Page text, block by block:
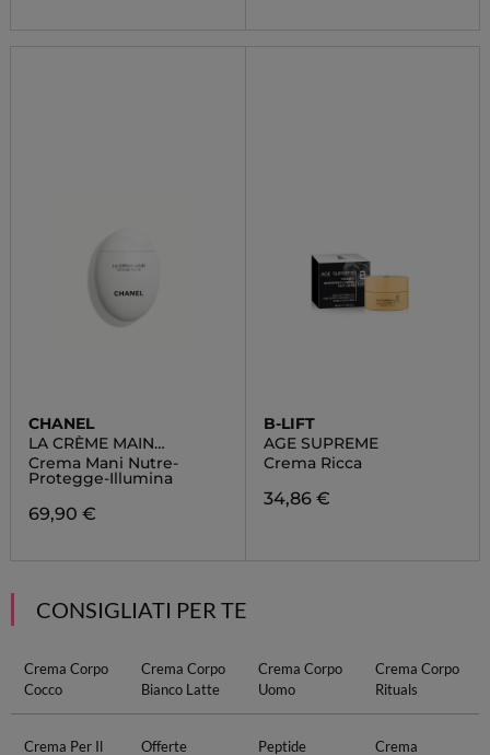
CHANEL
LA CRÈME MAIN
TEXTURE RICHE
Crema Mani Nutre-
Protegge-Illumina
69,90 €
B-LIFT
AGE SUPREME
Crema Ricca
34,86 €
CONSIGLIATI PER TE
Crema Corpo
Cocco
Crema Corpo
Bianco Latte
Crema Corpo
Uomo
Crema Corpo
Rituals
Crema Per Il
Offerte
Peptide
Crema